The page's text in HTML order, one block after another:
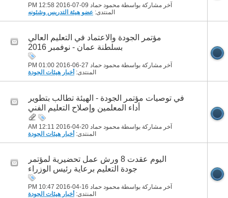
آخر مشاركة بواسطة محمود حماد 09-07-2016
12:58 PM
المنتدى: عضو هيئة التدريس وشئونه
مؤتمر الجودة والاعتماد في التعليم العالي
بسلطنة عمان - نوفمبر 2016
آخر مشاركة بواسطة محمود حماد 27-06-2016
01:00 PM
المنتدى: أخبار هيئات الجودة
في توصيات مؤتمر الجودة - الهيئة تطالب بتطوير
أداء المعلمين وإصلاح التعليم الفني
آخر مشاركة بواسطة محمود حماد 20-04-2016
12:11 AM
المنتدى: أخبار هيئات الجودة
اليوم عقدت 8 ورش عمل تحضيرية لمؤتمر
جودة التعليم برعاية رئيس الوزراء
آخر مشاركة بواسطة محمود حماد 16-04-2016
10:47 PM
المنتدى: أخبار هيئات الجودة